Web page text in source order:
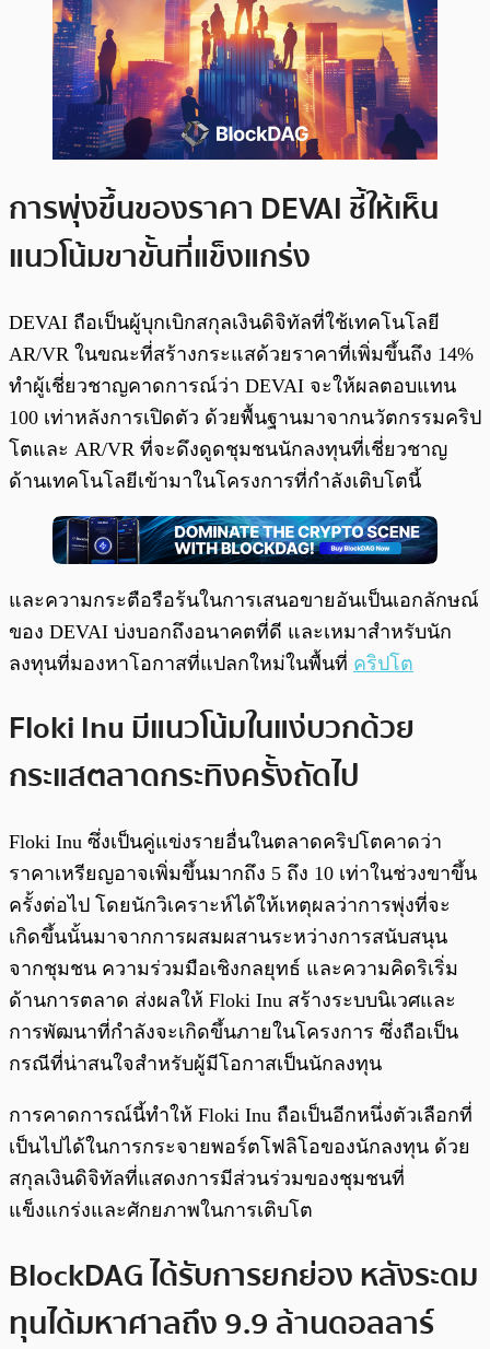
การพุ่งขึ้นของราคา DEVAI ชี้ให้เห็น
แนวโน้มขาขั้นที่แข็งแกร่ง
DEVAI ถือเป็นผู้บุกเบิกสกุลเงินดิจิทัลที่ใช้เทคโนโลยี
AR/VR ในขณะที่สร้างกระแสด้วยราคาที่เพิ่มขึ้นถึง 14%
ทำผู้เชี่ยวชาญคาดการณ์ว่า DEVAI จะให้ผลตอบแทน
100 เท่าหลังการเปิดตัว ด้วยพื้นฐานมาจากนวัตกรรมคริป
โตและ AR/VR ที่จะดึงดูดชุมชนนักลงทุนที่เชี่ยวชาญ
ด้านเทคโนโลยีเข้ามาในโครงการที่กำลังเติบโตนี้
และความกระตือรือร้นในการเสนอขายอันเป็นเอกลักษณ์
ของ DEVAI บ่งบอกถึงอนาคตที่ดี และเหมาสำหรับนัก
ลงทุนที่มองหาโอกาสที่แปลกใหม่ในพื้นที่ คริปโต
Floki Inu มีแนวโน้มในแง่บวกด้วย
กระแสตลาดกระทิงครั้งถัดไป
Floki Inu ซึ่งเป็นคู่แข่งรายอื่นในตลาดคริปโตคาดว่า
ราคาเหรียญอาจเพิ่มขึ้นมากถึง 5 ถึง 10 เท่าในช่วงขาขึ้น
ครั้งต่อไป โดยนักวิเคราะห์ได้ให้เหตุผลว่าการพุ่งที่จะ
เกิดขึ้นนั้นมาจากการผสมผสานระหว่างการสนับสนุน
จากชุมชน ความร่วมมือเชิงกลยุทธ์ และความคิดริเริ่ม
ด้านการตลาด ส่งผลให้ Floki Inu สร้างระบบนิเวศและ
การพัฒนาที่กำลังจะเกิดขึ้นภายในโครงการ ซึ่งถือเป็น
กรณีที่น่าสนใจสำหรับผู้มีโอกาสเป็นนักลงทุน
การคาดการณ์นี้ทำให้ Floki Inu ถือเป็นอีกหนึ่งตัวเลือกที่
เป็นไปได้ในการกระจายพอร์ตโฟลิโอของนักลงทุน ด้วย
สกุลเงินดิจิทัลที่แสดงการมีส่วนร่วมของชุมชนที่
แข็งแกร่งและศักยภาพในการเติบโต
BlockDAG ได้รับการยกย่อง หลังระดม
ทุนได้มหาศาลถึง 9.9 ล้านดอลลาร์